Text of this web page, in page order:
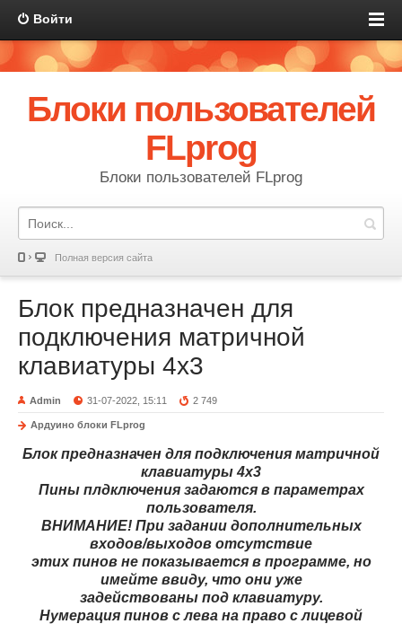
Войти
Блоки пользователей
FLprog
Блоки пользователей FLprog
Полная версия сайта
Блок предназначен для
подключения матричной
клавиатуры 4х3
Admin 31-07-2022, 15:11 2 749
Ардуино блоки FLprog
Блок предназначен для подключения матричной
клавиатуры 4х3
Пины плдключения задаются в параметрах
пользователя.
ВНИМАНИЕ! При задании дополнительных
входов/выходов отсутствие
этих пинов не показывается в программе, но
имейте ввиду, что они уже
задействованы под клавиатуру.
Нумерация пинов с лева на право с лицевой